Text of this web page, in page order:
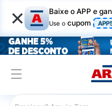
× Baixe o APP e
Use o cupom